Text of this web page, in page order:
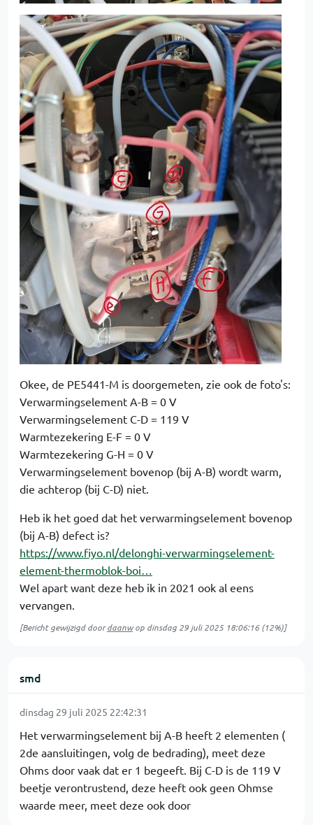
Okee, de PE5441-M is doorgemeten, zie ook de foto's:
Verwarmingselement A-B = 0 V
Verwarmingselement C-D = 119 V
Warmtezekering E-F = 0 V
Warmtezekering G-H = 0 V
Verwarmingselement bovenop (bij A-B) wordt warm,
die achterop (bij C-D) niet.
Heb ik het goed dat het verwarmingselement bovenop
(bij A-B) defect is?
https://www.fiyo.nl/delonghi-verwarmingselement-
element-thermoblok-boi…
Wel apart want deze heb ik in 2021 ook al eens
vervangen.
[Bericht gewijzigd doordaanwop dinsdag 29 juli 2025 18:06:16(12%)]
smd
dinsdag 29 juli 2025 22:42:31
Het verwarmingselement bij A-B heeft 2 elementen (
2de aansluitingen, volg de bedrading), meet deze
Ohms door vaak dat er 1 begeeft. Bij C-D is de 119 V
beetje verontrustend, deze heeft ook geen Ohmse
waarde meer, meet deze ook door